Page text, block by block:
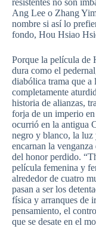
resistentes no son
Ang Lee o Zhang
nombre si asílo
fondo, Hou Hsiao
Porque la película de
dura como el pedernal
diabólica trama que a
completamente
historia de alianzas,
forja de un imperio en
ocurrió en la antigua
negro y blanco, la luz
encarnan la venganza
del honorperdido.
película femenina y
alrededorde cuatro
pasan a serlos
física y arranques de
pensamiento, el
que se desate en el